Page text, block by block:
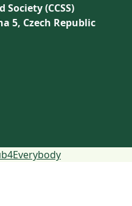
Society (CCSS)
5, Czech Republic